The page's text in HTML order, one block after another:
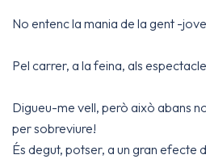
No entenc la mania de la gent -
Pel carrer, a la feina, als
Digueu-me vell, però això abans
per sobreviure!
És degut, potser, a un gran efecte